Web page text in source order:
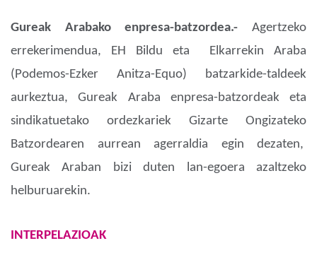
Gureak Arabako enpresa-batzordea.- Agertzeko
errekerimendua, EH Bildu eta Elkarrekin Araba
(Podemos-Ezker Anitza-Equo) batzarkide-taldeek
aurkeztua, Gureak Araba enpresa-batzordeak eta
sindikatuetako ordezkariek Gizarte Ongizateko
Batzordearen aurrean agerraldia egin dezaten,
Gureak Araban bizi duten lan-egoera azaltzeko
helburuarekin.
INTERPELAZIOAK